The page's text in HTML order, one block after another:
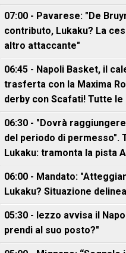
07:00 - Pavarese: "De
contributo, Lukaku? La
altro attaccante"
06:45 - Napoli Basket, il
trasferta con la Maxima
derby con Scafati! Tutte le
06:30 - "Dovrà
del periodo di permesso".
Lukaku: tramonta la pista
06:00 - Mandato:
Lukaku? Situazione
05:30 - Iezzo avvisa il
prendi al suo posto?"